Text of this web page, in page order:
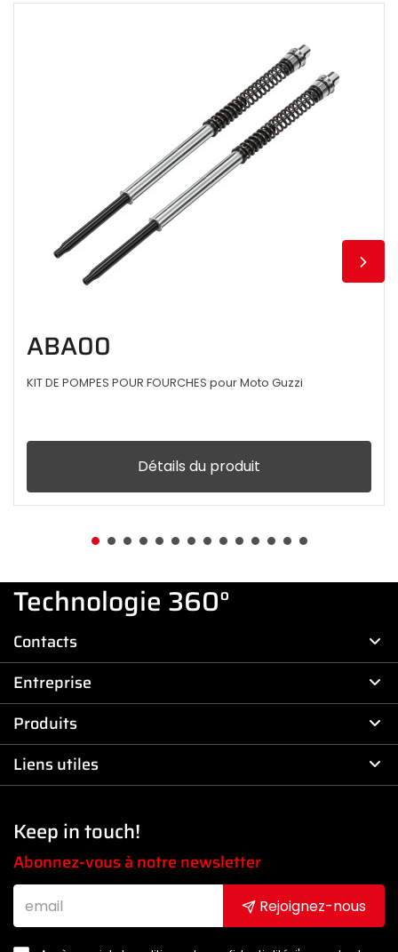
ABA00
KIT DE POMPES POUR FOURCHES pour Moto Guzzi
Détails du produit
Technologie 360°
Contacts
Entreprise
Produits
Liens utiles
Keep in touch!
Abonnez-vous à notre newsletter
Rejoignez-nous